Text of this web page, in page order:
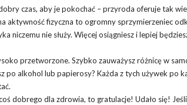
czas, aby je pokochać – przyroda oferuje tak
aktywność fizyczna to ogromny sprzymierzeniec
niczemu nie służy. Więcej osiągniesz i lepiej
przetworzone. Szybko zauważysz różnicę w
po alkohol lub papierosy? Każda z tych używek po
dobrego dla zdrowia, to gratulacje! Udało się!